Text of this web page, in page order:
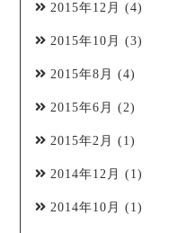
2015年12月 (4)
2015年10月 (3)
2015年8月 (4)
2015年6月 (2)
2015年2月 (1)
2014年12月 (1)
2014年10月 (1)